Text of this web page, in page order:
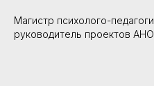
Магистр психолого-
руководитель проектов